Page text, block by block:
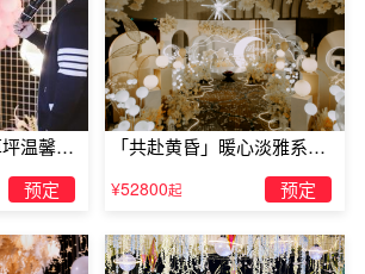
游戏求婚
个比较有趣的游戏，可以在玩游戏的时
，这种五一求婚方式其实比较适合没太大
绝的小伙伴，如果失败了，就推说是大
婚成功，那就皆大欢喜。
坪温馨求
预定
「共赴黄昏」暖心淡雅系求
婚仪式
¥52800起 预定